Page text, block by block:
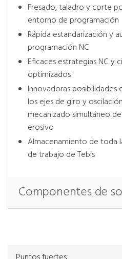
Fresado, taladro y corte
entorno de programación
Rápida estandarización y
programación NC
Eficaces estrategias NC y
optimizados
Innovadoras posibilidades
los ejes de giro y
mecanizado simultáneo
erosivo
Almacenamiento de toda
de trabajo de Tebis
Componentes de